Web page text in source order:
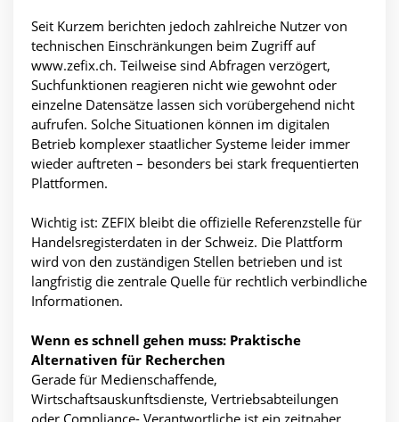
Seit Kurzem berichten jedoch zahlreiche Nutzer von
technischen Einschränkungen beim Zugriff auf
www.zefix.ch. Teilweise sind Abfragen verzögert,
Suchfunktionen reagieren nicht wie gewohnt oder
einzelne Datensätze lassen sich vorübergehend nicht
aufrufen. Solche Situationen können im digitalen
Betrieb komplexer staatlicher Systeme leider immer
wieder auftreten – besonders bei stark frequentierten
Plattformen.
Wichtig ist: ZEFIX bleibt die offizielle Referenzstelle für
Handelsregisterdaten in der Schweiz. Die Plattform
wird von den zuständigen Stellen betrieben und ist
langfristig die zentrale Quelle für rechtlich verbindliche
Informationen.
Wenn es schnell gehen muss: Praktische
Alternativen für Recherchen
Gerade für Medienschaffende,
Wirtschaftsauskunftsdienste, Vertriebsabteilungen
oder Compliance- Verantwortliche ist ein zeitnaher